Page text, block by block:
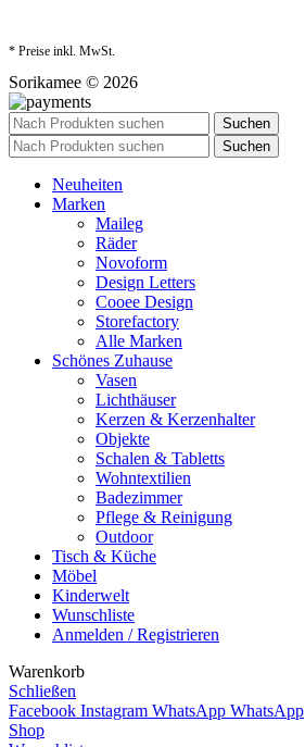
* Preise inkl. MwSt.
Sorikamee © 2026
Suchen
Suchen
Neuheiten
Marken
Maileg
Räder
Novoform
Design Letters
Cooee Design
Storefactory
Alle Marken
Schönes Zuhause
Vasen
Lichthäuser
Kerzen & Kerzenhalter
Objekte
Schalen & Tabletts
Wohntextilien
Badezimmer
Pflege & Reinigung
Outdoor
Tisch & Küche
Möbel
Kinderwelt
Wunschliste
Anmelden / Registrieren
Warenkorb
Schließen
Facebook Instagram WhatsApp WhatsApp
Shop